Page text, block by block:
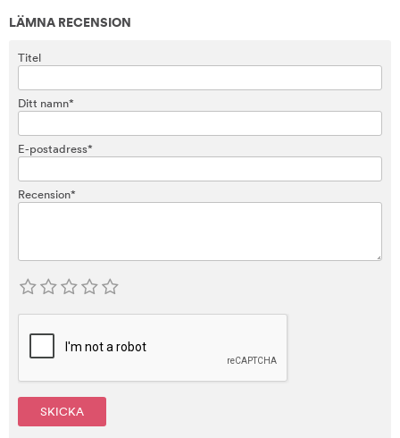
LÄMNA RECENSION
Titel
Ditt namn*
E-postadress*
Recension*
SKICKA